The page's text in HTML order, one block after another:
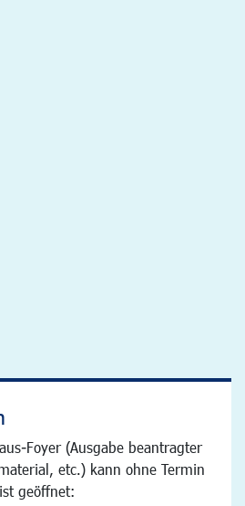
Foyer (Ausgabe beantragter
etc.) kann ohne Termin
geöffnet: